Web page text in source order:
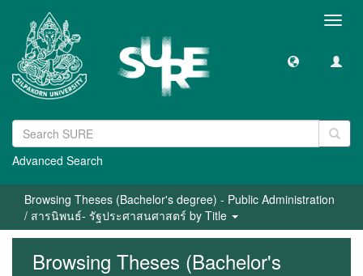
Advanced Search
Browsing Theses (Bachelor's degree) - Public Administration
/ สารนิพนธ์- รัฐประศาสนศาสตร์ by Title
Browsing Theses (Bachelor's